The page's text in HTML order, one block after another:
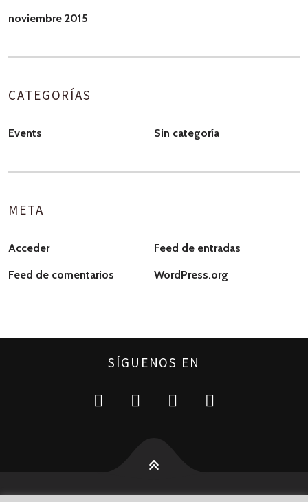
noviembre 2015
CATEGORÍAS
Events Sin categoría
META
Acceder Feed de entradas
Feed de comentarios WordPress.org
SÍGUENOS EN